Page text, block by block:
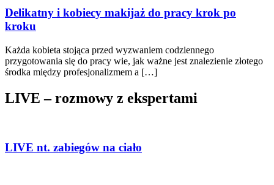
Delikatny i kobiecy makijaż do pracy krok po
kroku
Każda kobieta stojąca przed wyzwaniem codziennego
przygotowania się do pracy wie, jak ważne jest znalezienie złotego
środka między profesjonalizmem a […]
LIVE – rozmowy z ekspertami
LIVE nt. zabiegów na ciało